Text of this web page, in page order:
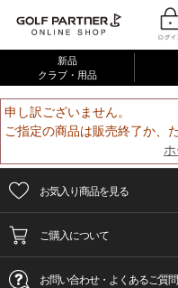
新品
クラブ・用品
申し訳ございません。
ご指定の商品は販売終了か、
お気入り商品を見る
ご購入について
お問い合わせ・よくあるご質問